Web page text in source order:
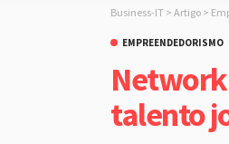
Business-IT > Artigo >
EMPREENDEDORISMO
talento